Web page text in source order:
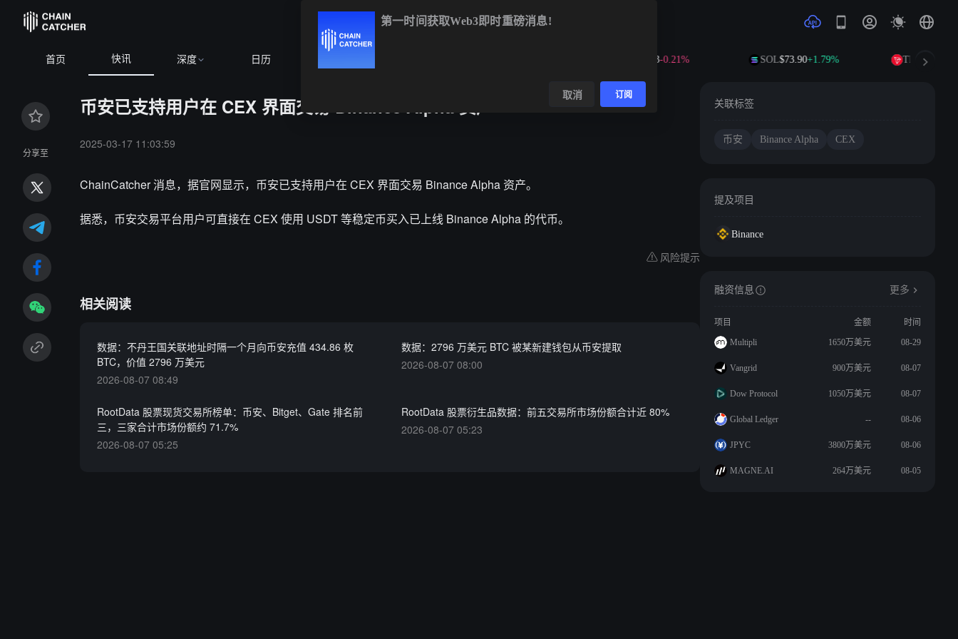
首页 快讯 深度 日历
BTC +0.92% -0.21% SOL$73.90+1.79% TRX $0.3275
分享至
币安已支持用户在 CEX 界面交易 Binance Alpha 资产
2025-03-17 11:03:59
ChainCatcher 消息，据官网显示，币安已支持用户在 CEX 界面交易 Binance Alpha 资产。
据悉，币安交易平台用户可直接在 CEX 使用 USDT 等稳定币买入已上线 Binance Alpha 的代币。
风险提示
相关阅读
数据：不丹王国关联地址时隔一个月向币安充值 434.86 枚
BTC，价值 2796 万美元
2026-08-07 08:49
数据：2796 万美元 BTC 被某新建钱包从币安提取
2026-08-07 08:00
RootData 股票现货交易所榜单：币安、Bitget、Gate 排名前
三，三家合计市场份额约 71.7%
2026-08-07 05:25
RootData 股票衍生品数据：前五交易所市场份额合计近 80%
2026-08-07 05:23
关联标签
币安 Binance Alpha CEX
提及项目
Binance
融资信息 更多
项目 金额
时间
Multipli
1650万美元 08-29
Vangrid 900万美元 08-07
Dow Protocol 1050万美元 08-07
Global Ledger -- 08-06
JPYC 3800万美元 08-06
MAGNE.AI 264万美元 08-05
第一时间获取Web3即时重磅消息!
取消 订阅